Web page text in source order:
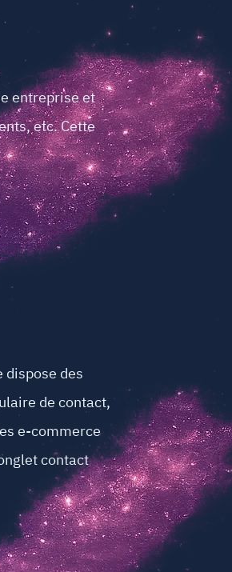
entreprise et
etc. Cette
des
de contact,
e-commerce
contact